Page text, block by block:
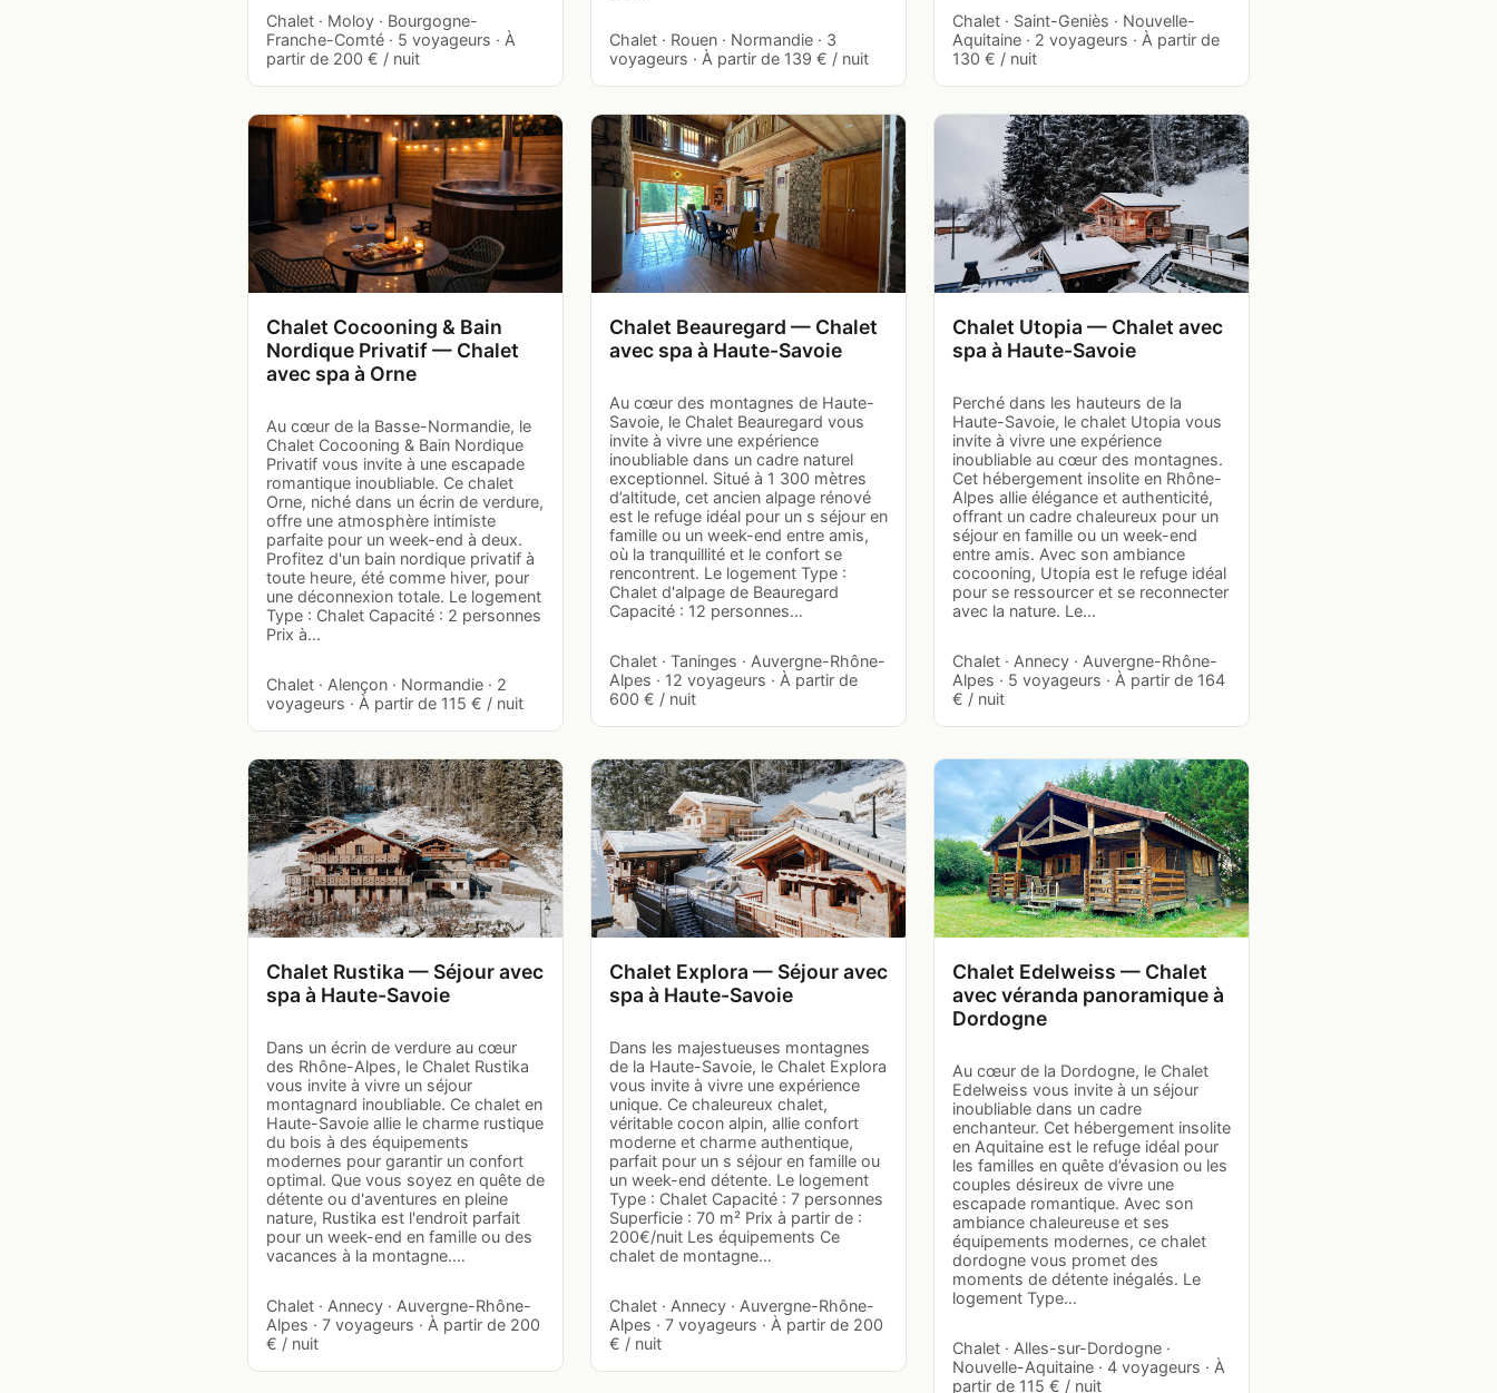
Chalet · Moloy · Bourgogne-
Franche-Comté · 5 voyageurs · À
partir de 200 € / nuit
Chalet · Rouen · Normandie · 3
voyageurs · À partir de 139 € / nuit
Chalet · Saint-Geniès · Nouvelle-
Aquitaine · 2 voyageurs · À partir de
130 € / nuit
Chalet Cocooning & Bain
Nordique Privatif — Chalet
avec spa à Orne
Au cœur de la Basse-Normandie, le
Chalet Cocooning & Bain Nordique
Privatif vous invite à une escapade
romantique inoubliable. Ce chalet
Orne, niché dans un écrin de verdure,
offre une atmosphère intimiste
parfaite pour un week-end à deux.
Profitez d'un bain nordique privatif à
toute heure, été comme hiver, pour
une déconnexion totale. Le logement
Type : Chalet Capacité : 2 personnes
Prix à…
Chalet · Alençon · Normandie · 2
voyageurs · À partir de 115 € / nuit
Chalet Beauregard — Chalet
avec spa à Haute-Savoie
Au cœur des montagnes de Haute-
Savoie, le Chalet Beauregard vous
invite à vivre une expérience
inoubliable dans un cadre naturel
exceptionnel. Situé à 1 300 mètres
d’altitude, cet ancien alpage rénové
est le refuge idéal pour un s séjour en
famille ou un week-end entre amis,
où la tranquillité et le confort se
rencontrent. Le logement Type :
Chalet d'alpage de Beauregard
Capacité : 12 personnes…
Chalet · Taninges · Auvergne-Rhône-
Alpes · 12 voyageurs · À partir de
600 € / nuit
Chalet Utopia — Chalet avec
spa à Haute-Savoie
Perché dans les hauteurs de la
Haute-Savoie, le chalet Utopia vous
invite à vivre une expérience
inoubliable au cœur des montagnes.
Cet hébergement insolite en Rhône-
Alpes allie élégance et authenticité,
offrant un cadre chaleureux pour un
séjour en famille ou un week-end
entre amis. Avec son ambiance
cocooning, Utopia est le refuge idéal
pour se ressourcer et se reconnecter
avec la nature. Le…
Chalet · Annecy · Auvergne-Rhône-
Alpes · 5 voyageurs · À partir de 164
€ / nuit
Chalet Rustika — Séjour avec
spa à Haute-Savoie
Dans un écrin de verdure au cœur
des Rhône-Alpes, le Chalet Rustika
vous invite à vivre un séjour
montagnard inoubliable. Ce chalet en
Haute-Savoie allie le charme rustique
du bois à des équipements
modernes pour garantir un confort
optimal. Que vous soyez en quête de
détente ou d'aventures en pleine
nature, Rustika est l'endroit parfait
pour un week-end en famille ou des
vacances à la montagne.…
Chalet · Annecy · Auvergne-Rhône-
Alpes · 7 voyageurs · À partir de 200
€ / nuit
Chalet Explora — Séjour avec
spa à Haute-Savoie
Dans les majestueuses montagnes
de la Haute-Savoie, le Chalet Explora
vous invite à vivre une expérience
unique. Ce chaleureux chalet,
véritable cocon alpin, allie confort
moderne et charme authentique,
parfait pour un s séjour en famille ou
un week-end détente. Le logement
Type : Chalet Capacité : 7 personnes
Superficie : 70 m² Prix à partir de :
200€/nuit Les équipements Ce
chalet de montagne…
Chalet · Annecy · Auvergne-Rhône-
Alpes · 7 voyageurs · À partir de 200
€ / nuit
Chalet Edelweiss — Chalet
avec véranda panoramique à
Dordogne
Au cœur de la Dordogne, le Chalet
Edelweiss vous invite à un séjour
inoubliable dans un cadre
enchanteur. Cet hébergement insolite
en Aquitaine est le refuge idéal pour
les familles en quête d’évasion ou les
couples désireux de vivre une
escapade romantique. Avec son
ambiance chaleureuse et ses
équipements modernes, ce chalet
dordogne vous promet des
moments de détente inégalés. Le
logement Type…
Chalet · Alles-sur-Dordogne ·
Nouvelle-Aquitaine · 4 voyageurs · À
partir de 115 € / nuit